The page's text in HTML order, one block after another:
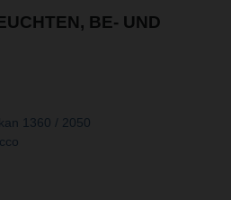
BE- UND
1360 / 2050